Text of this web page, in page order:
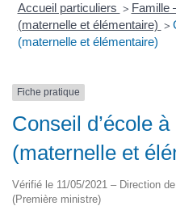
Accueil particuliers > Famille
(maternelle et élémentaire) >
(maternelle et élémentaire)
Fiche pratique
Conseil d’école
(maternelle et
Vérifié le 11/05/2021 – Direction
(Première ministre)